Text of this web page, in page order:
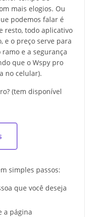
mais elogios. Ou
podemos falar é
resto, todo aplicativo
e o preço serve para
e a segurança
que o Wspy pro
no celular).
(tem disponível
simples passos:
que você deseja
a página